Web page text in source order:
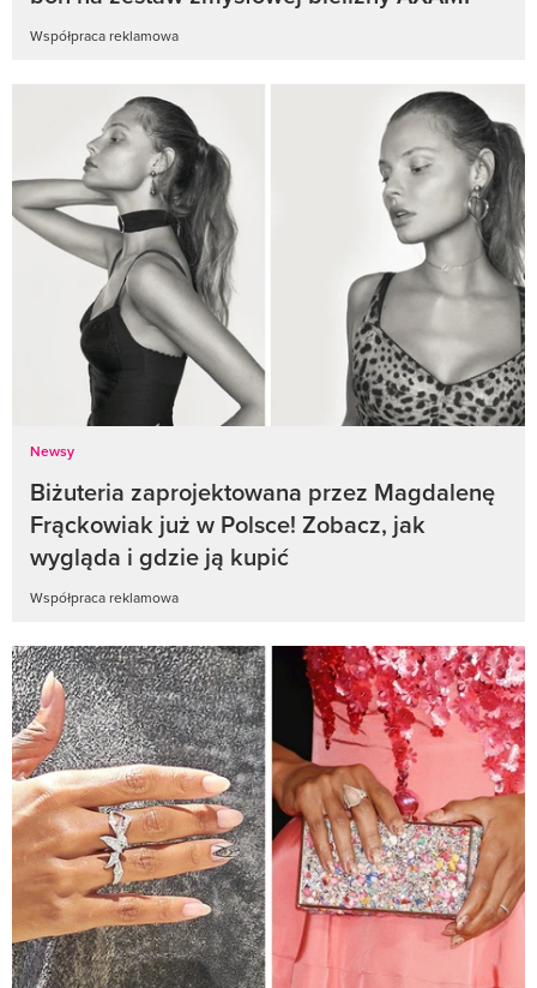
Współpraca reklamowa
Newsy
Biżuteria zaprojektowana przez Magdalenę
Frąckowiak już w Polsce! Zobacz, jak
wygląda i gdzie ją kupić
Współpraca reklamowa